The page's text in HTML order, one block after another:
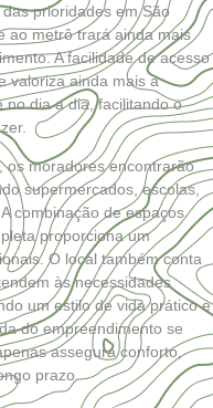
prioridades em São
ao metrô trará ainda mais
A facilidade de acesso
valoriza ainda mais a
no dia a dia, facilitando o
os moradores encontrarão
supermercados, escolas,
combinação de espaços
proporciona um
O local também conta
às necessidades
um estilo de vida prático e
do empreendimento se
assegura conforto,
prazo.